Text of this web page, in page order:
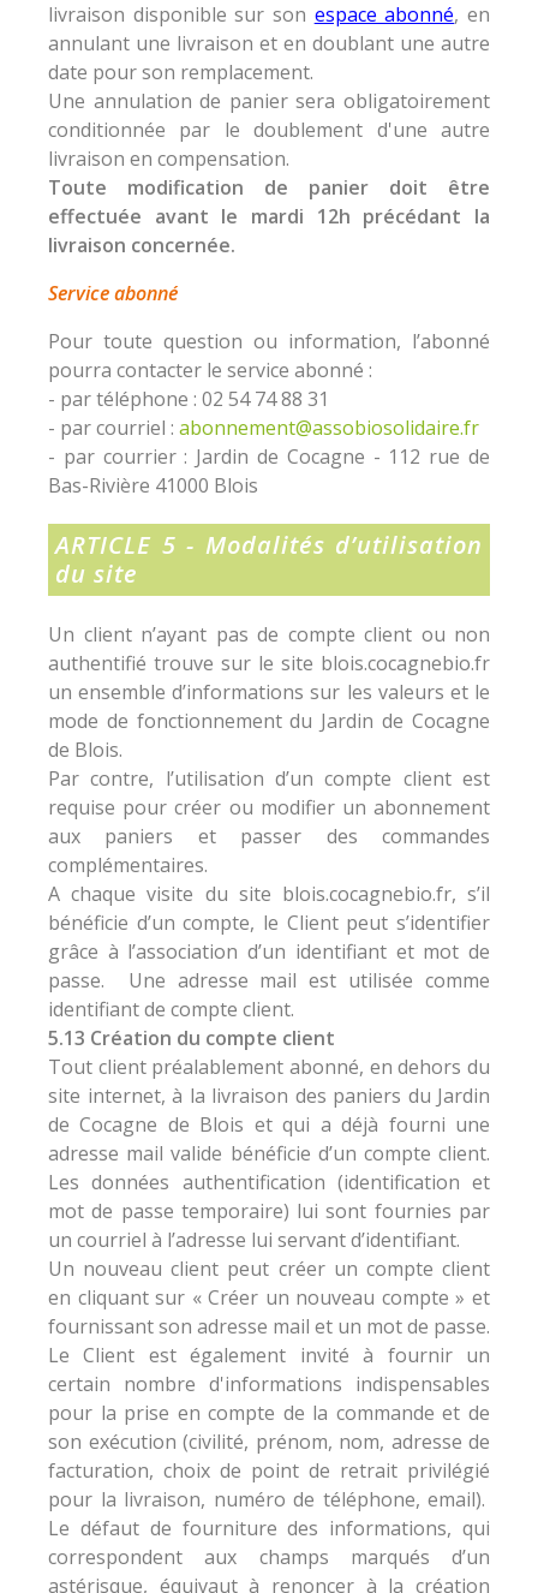
livraison disponible sur son espace abonné, en
annulant une livraison et en doublant une autre
date pour son remplacement.
Une annulation de panier sera obligatoirement
conditionnée par le doublement d'une autre
livraison en compensation.
Toute modification de panier doit être
effectuée avant le mardi 12h précédant la
livraison concernée.
Service abonné
Pour toute question ou information, l’abonné
pourra contacter le service abonné :
- par téléphone : 02 54 74 88 31
- par courriel : abonnement@assobiosolidaire.fr
- par courrier : Jardin de Cocagne - 112 rue de
Bas-Rivière 41000 Blois
ARTICLE 5 - Modalités d’utilisation
du site
Un client n’ayant pas de compte client ou non
authentifié trouve sur le site blois.cocagnebio.fr
un ensemble d’informations sur les valeurs et le
mode de fonctionnement du Jardin de Cocagne
de Blois.
Par contre, l’utilisation d’un compte client est
requise pour créer ou modifier un abonnement
aux paniers et passer des commandes
complémentaires.
A chaque visite du site blois.cocagnebio.fr, s’il
bénéficie d’un compte, le Client peut s’identifier
grâce à l’association d’un identifiant et mot de
passe. Une adresse mail est utilisée comme
identifiant de compte client.
5.13 Création du compte client
Tout client préalablement abonné, en dehors du
site internet, à la livraison des paniers du Jardin
de Cocagne de Blois et qui a déjà fourni une
adresse mail valide bénéficie d’un compte client.
Les données authentification (identification et
mot de passe temporaire) lui sont fournies par
un courriel à l’adresse lui servant d’identifiant.
Un nouveau client peut créer un compte client
en cliquant sur « Créer un nouveau compte » et
fournissant son adresse mail et un mot de passe.
Le Client est également invité à fournir un
certain nombre d'informations indispensables
pour la prise en compte de la commande et de
son exécution (civilité, prénom, nom, adresse de
facturation, choix de point de retrait privilégié
pour la livraison, numéro de téléphone, email).
Le défaut de fourniture des informations, qui
correspondent aux champs marqués d’un
astérisque, équivaut à renoncer à la création